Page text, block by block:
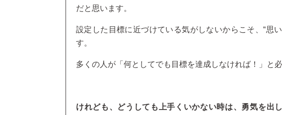
だと思います。
設定した目標に近づけている気がしないからこそ、“思
す。
多くの人が「何としてでも目標を達成しなければ！」と必
けれども、どうしても上手くいかない時は、勇気を出